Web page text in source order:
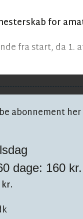
for
fra start, da 1.
abonnement her
dage: 160 kr.